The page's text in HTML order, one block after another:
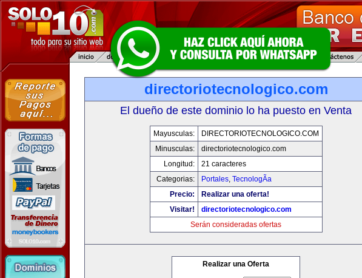
directoriotecnologico.com
El dueño de este dominio lo ha puesto en Venta
Mayusculas:
DIRECTORIOTECNOLOGICO.COM
Minusculas:
directoriotecnologico.com
Longitud:
21 caracteres
Categorias:
Portales, TecnologÃ­a
Precio:
Realizar una oferta!
Visitar!
directoriotecnologico.com
Serán consideradas ofertas
Realizar una Oferta